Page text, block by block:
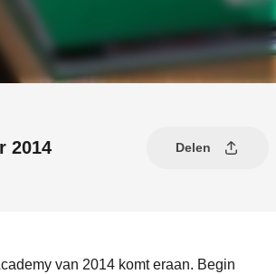
2014 Delen
van 2014 komt eraan. Begin